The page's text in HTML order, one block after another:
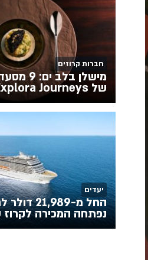
חברות קרוזים
מישלן
של Explora Journeys. בדקנו
יעדים
החל מ-
נפתחה המכירה לקרוז